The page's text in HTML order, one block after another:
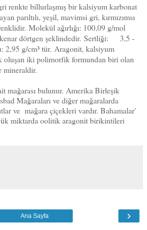
renkte billurlaşmış bir kalsiyum karbonat
parıltılı, yeşil, mavimsi gri, kırmızımsı
Molekül ağırlığı: 100,09 g/mol
dörtgen şeklindedir. Sertliği:
3,5 -
2,95 g/cm³ tür. Aragonit, kalsiyum
oluşan iki polimorfik formundan biri olan
mineraldir.
mağarası bulunur. Amerika Birleşik
Mağaraları ve diğer mağaralarda
ve mağara çiçekleri vardır. Bahamalar'
miktarda oolitik aragonit birikintileri
›
Ana Sayfa